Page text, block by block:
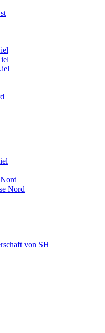
Nord
von SH